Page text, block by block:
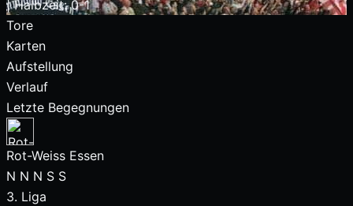
| Halbzeit: 0-1
Tore
Karten
Aufstellung
Verlauf
Letzte Begegnungen
Rot-Weiss Essen
N N N S S
3. Liga